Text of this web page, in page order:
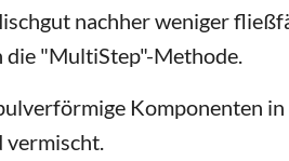
nachher weniger
die "MultiStep"-Methode.
Komponenten in